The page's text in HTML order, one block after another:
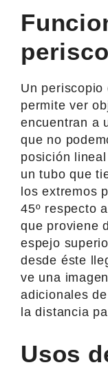
Un
permite ver
encuentran a
que no
posición
un tubo que
los extremos
45º respecto
que proviene
espejo
desde éste
ve una
adicionales
la distancia
Usos